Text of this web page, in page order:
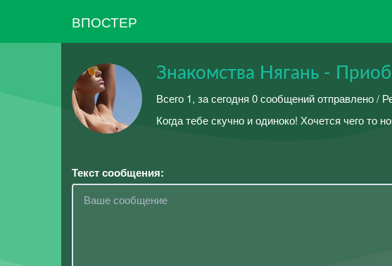
ВПОСТЕР
Знакомства Нягань -
Всего 1, за сегодня 0 сообщений отправлено /
Когда тебе скучно и одиноко! Хочется чего то
Текст сообщения: